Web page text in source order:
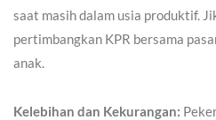
saat masih dalam usia produktif.
pertimbangkan KPR bersama
anak.
Kelebihan dan Kekurangan: